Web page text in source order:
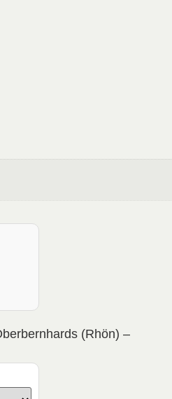
(Rhön) –